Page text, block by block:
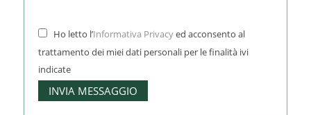
Ho letto l’Informativa Privacyed acconsento al
trattamento dei miei dati personali per le finalità ivi
indicate